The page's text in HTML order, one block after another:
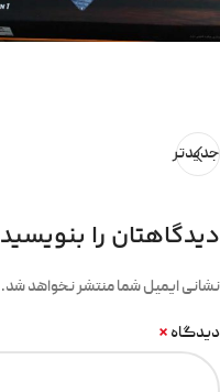
جدیدتر
دیدگاهتان را بنویسید
نشانی ایمیل شما منتشر نخواهد شد.
دیدگاه *